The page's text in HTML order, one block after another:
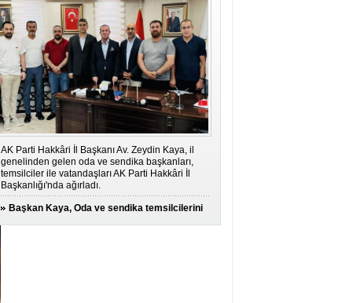
AK Parti Hakkâri İl Başkanı Av. Zeydin Kaya, il
genelinden gelen oda ve sendika başkanları,
temsilciler ile vatandaşları AK Parti Hakkâri İl
Başkanlığı'nda ağırladı.
Başkan Kaya, Oda ve sendika temsilcilerini
ağırladı